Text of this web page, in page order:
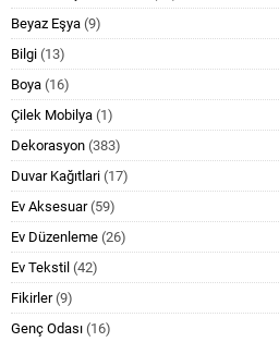
Beyaz Eşya (9)
Bilgi (13)
Boya (16)
Çilek Mobilya (1)
Dekorasyon (383)
Duvar Kağıtlari (17)
Ev Aksesuar(59)
Ev Düzenleme (26)
Ev Tekstil (42)
Fikirler(9)
Genç Odası (16)